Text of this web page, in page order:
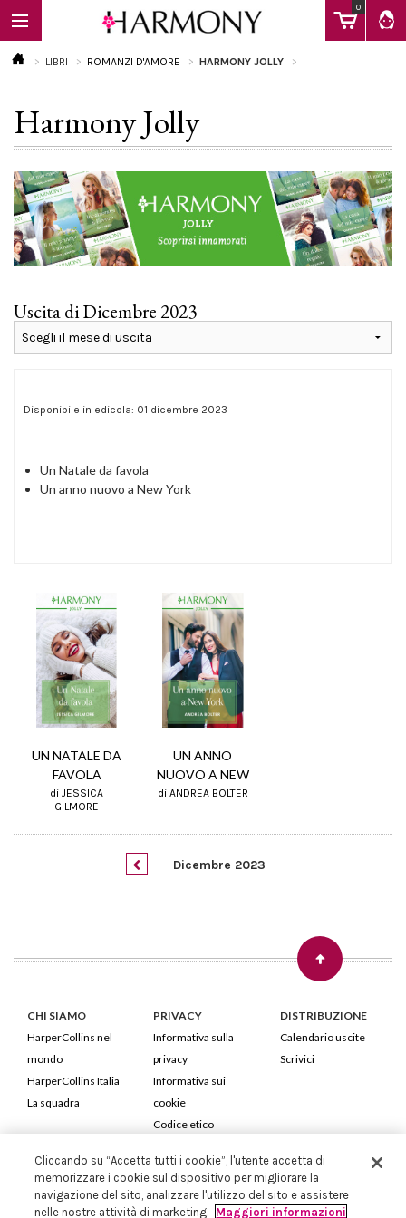
0
EBOOK
LIBRI
Calendario
FAQ
LIBRI ROMANZI D'AMORE HARMONY JOLLY
Harmony Jolly
Uscita di Dicembre 2023
Disponibile in edicola: 01 dicembre 2023
Un Natale da favola
Un anno nuovo a New York
UN NATALE DA
FAVOLA
di JESSICA
GILMORE
UN ANNO
NUOVO A NEW
di ANDREA BOLTER
Dicembre 2023
CHI SIAMO
HarperCollins nel
mondo
HarperCollins Italia
La squadra
PRIVACY
Informativa sulla
privacy
Informativa sui
cookie
Codice etico
DISTRIBUZIONE
Calendario uscite
Scrivici
HarperCollins Italia S.p.A. Viale Monte Nero, 84 - 20135 Milano
Cod. Fiscale e P.IVA 05946780151 - Capitale Sociale 258.250 €
Iscritta in Milano al Registro delle imprese nr.198004 e REA nr.1051898
Cliccando su “Accetta tutti i cookie”, l'utente accetta di
memorizzare i cookie sul dispositivo per migliorare la
navigazione del sito, analizzare l'utilizzo del sito e assistere
nelle nostre attività di marketing. Maggiori informazioni